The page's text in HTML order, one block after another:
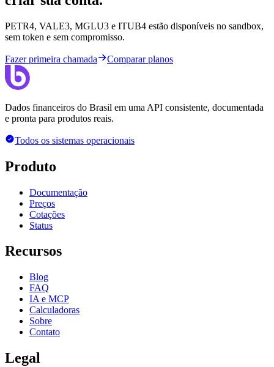
PETR4, VALE3, MGLU3 e ITUB4 estão disponíveis no sandbox,
sem token e sem compromisso.
Fazer primeira chamada Comparar planos
Dados financeiros do Brasil em uma API consistente, documentada
e pronta para produtos reais.
Todos os sistemas operacionais
Produto
Documentação
Preços
Cotações
Status
Recursos
Blog
FAQ
IA e MCP
Calculadoras
Sobre
Contato
Legal